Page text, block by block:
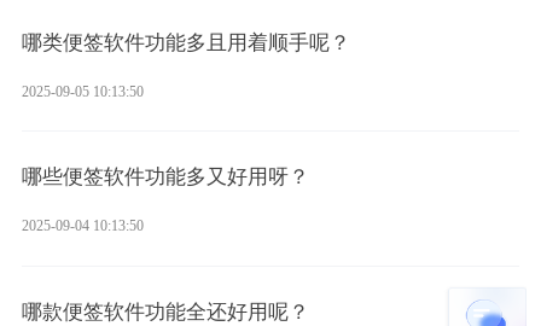
哪类便签软件功能多且用着顺手呢？
2025-09-05 10:13:50
哪些便签软件功能多又好用呀？
2025-09-04 10:13:50
哪款便签软件功能全还好用呢？